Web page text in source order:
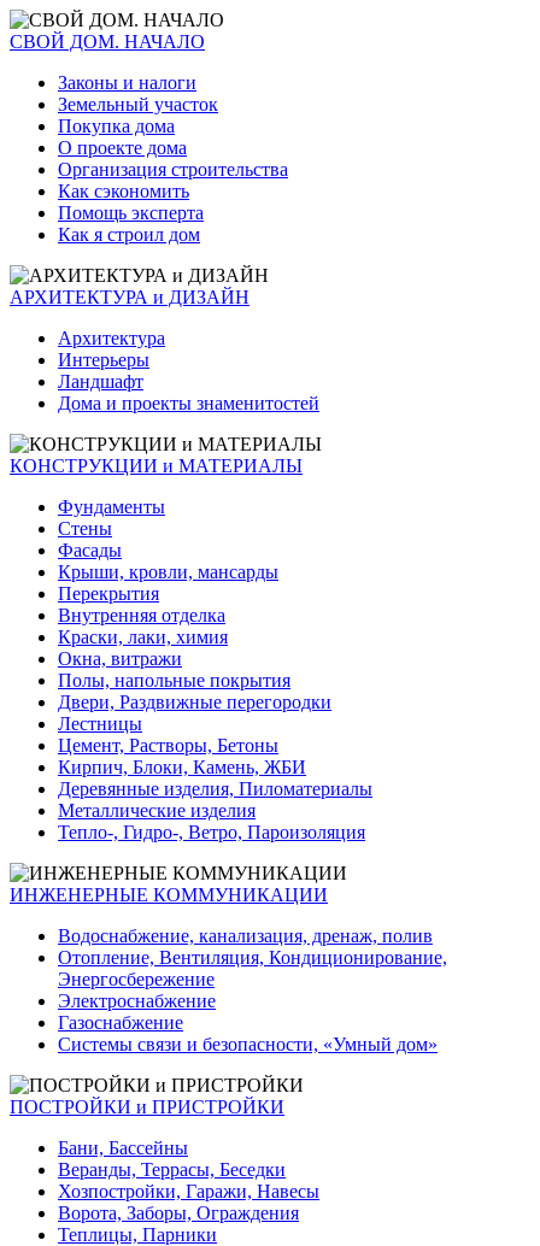
СВОЙ ДОМ. НАЧАЛО
Законы и налоги
Земельный участок
Покупка дома
О проекте дома
Организация строительства
Как сэкономить
Помощь эксперта
Как я строил дом
АРХИТЕКТУРА и ДИЗАЙН
Архитектура
Интерьеры
Ландшафт
Дома и проекты знаменитостей
КОНСТРУКЦИИ и МАТЕРИАЛЫ
Фундаменты
Стены
Фасады
Крыши, кровли, мансарды
Перекрытия
Внутренняя отделка
Краски, лаки, химия
Окна, витражи
Полы, напольные покрытия
Двери, Раздвижные перегородки
Лестницы
Цемент, Растворы, Бетоны
Кирпич, Блоки, Камень, ЖБИ
Деревянные изделия, Пиломатериалы
Металлические изделия
Тепло-, Гидро-, Ветро, Пароизоляция
ИНЖЕНЕРНЫЕ КОММУНИКАЦИИ
Водоснабжение, канализация, дренаж, полив
Отопление, Вентиляция, Кондиционирование,
Энергосбережение
Электроснабжение
Газоснабжение
Системы связи и безопасности, «Умный дом»
ПОСТРОЙКИ и ПРИСТРОЙКИ
Бани, Бассейны
Веранды, Террасы, Беседки
Хозпостройки, Гаражи, Навесы
Ворота, Заборы, Ограждения
Теплицы, Парники